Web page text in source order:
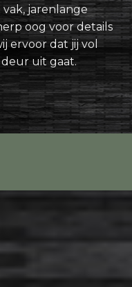
vak, jarenlange
oog voor details
ervoor dat jij vol
uit gaat.